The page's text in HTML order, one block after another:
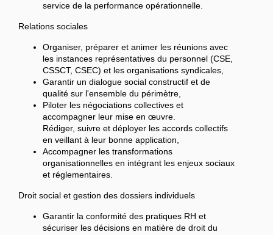
service de la performance opérationnelle.
Relations sociales
Organiser, préparer et animer les réunions avec
les instances représentatives du personnel (CSE,
CSSCT, CSEC) et les organisations syndicales,
Garantir un dialogue social constructif et de
qualité sur l'ensemble du périmètre,
Piloter les négociations collectives et
accompagner leur mise en œuvre.
Rédiger, suivre et déployer les accords collectifs
en veillant à leur bonne application,
Accompagner les transformations
organisationnelles en intégrant les enjeux sociaux
et réglementaires.
Droit social et gestion des dossiers individuels
Garantir la conformité des pratiques RH et
sécuriser les décisions en matière de droit du